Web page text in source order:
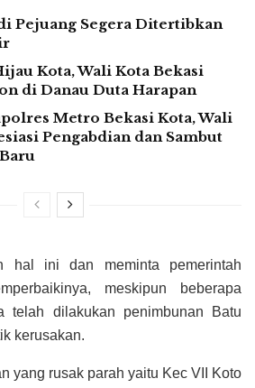
Pejuang Segera Ditertibkan
Kota, Wali Kota Bekasi
di Danau Duta Harapan
Metro Bekasi Kota, Wali
Pengabdian dan Sambut
hal ini dan meminta pemerintah
meskipun beberapa
telah dilakukan penimbunan Batu
kerusakan.
yang rusak parah yaitu Kec VII Koto